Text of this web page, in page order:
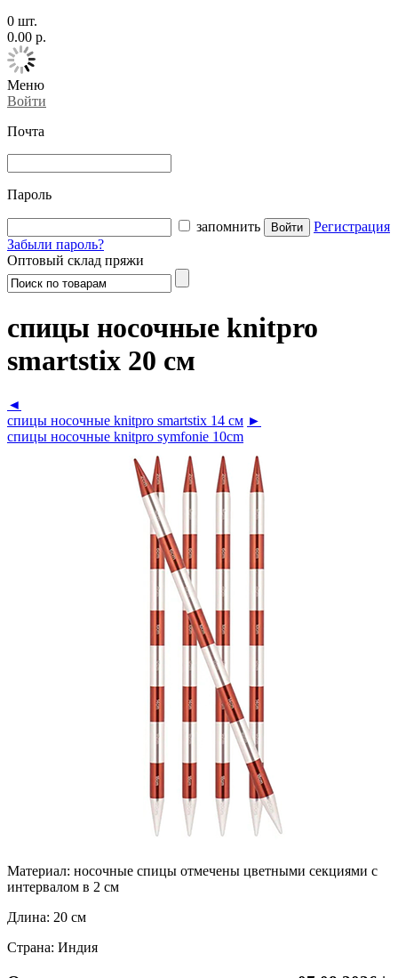
0 шт.
0.00 р.
Меню
Войти
Почта
Пароль
запомнить
Регистрация
Забыли пароль?
Оптовый склад пряжи
спицы носочные knitpro
smartstix 20 см
◄
спицы носочные knitpro smartstix 14 см ►
спицы носочные knitpro symfonie 10cm
Материал: носочные спицы отмечены цветными секциями с
интервалом в 2 см
Длина: 20 см
Страна: Индия